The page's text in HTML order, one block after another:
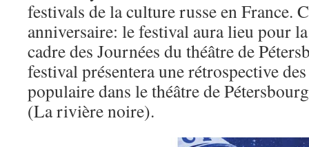
festivals de la culture russe en France.
anniversaire: le festival aura lieu pour
cadre des Journées du théâtre de
festival présentera une rétrospective
populaire dans le théâtre de
(La rivière noire).